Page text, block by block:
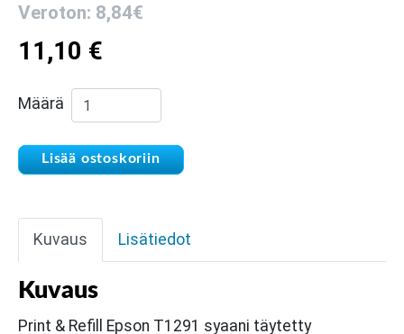
Veroton: 8,84€
11,10 €
Määrä Print & Refill Epson T1292 syaani täytetty
Lisää ostoskoriin
Kuvaus Lisätiedot
Kuvaus
Print & Refill Epson T1291 syaani täytetty